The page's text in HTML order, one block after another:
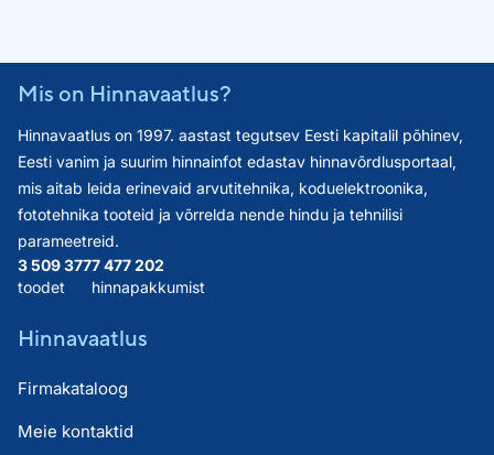
Mis on Hinnavaatlus?
Hinnavaatlus on 1997. aastast tegutsev Eesti kapitalil põhinev,
Eesti vanim ja suurim hinnainfot edastav hinnavõrdlusportaal,
mis aitab leida erinevaid arvutitehnika, koduelektroonika,
fototehnika tooteid ja võrrelda nende hindu ja tehnilisi
parameetreid.
3 509 377
toodet
7 477 202
hinnapakkumist
Hinnavaatlus
Firmakataloog
Meie kontaktid